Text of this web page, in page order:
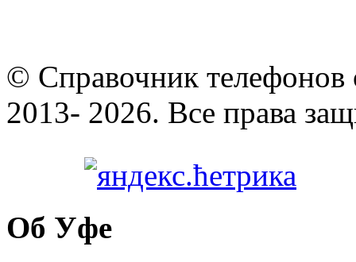
© Cправочник телефонов
2013- 2026. Все права
Об Уфе